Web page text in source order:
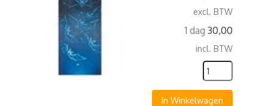
excl. BTW
1 dag 30,00
incl. BTW
In Winkelwagen